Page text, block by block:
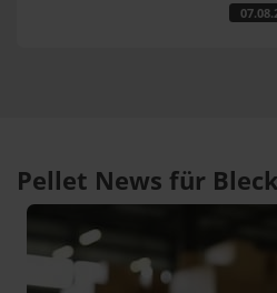
Pellet News für